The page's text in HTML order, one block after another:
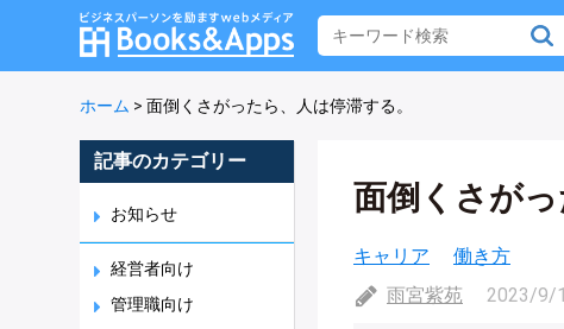
ホーム > 面倒くさがったら、人は停滞する。
記事のカテゴリー
お知らせ
経営者向け
管理職向け
面倒くさがっ
キャリア
働き方
雨宮紫苑
2023/9/